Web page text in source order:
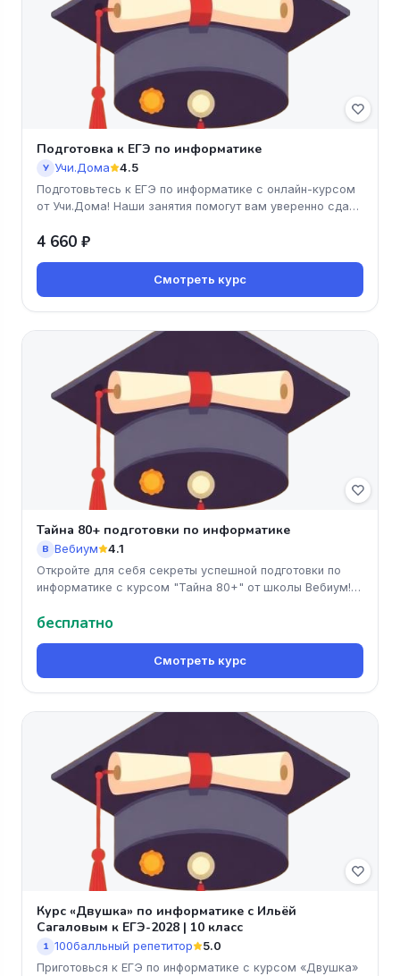
Подготовка к ЕГЭ по информатике
У Учи.Дома 4.5
Подготовьтесь к ЕГЭ по информатике с онлайн-курсом
от Учи.Дома! Наши занятия помогут вам уверенно сдать
4 660 ₽
Смотреть курс
Тайна 80+ подготовки по информатике
В Вебиум 4.1
Откройте для себя секреты успешной подготовки по
информатике с курсом "Тайна 80+" от школы Вебиум!
бесплатно
Смотреть курс
Курс «Двушка» по информатике с Ильёй
Сагаловым к ЕГЭ-2028 | 10 класс
1 100балльный репетитор 5.0
Приготовься к ЕГЭ по информатике с курсом «Двушка»